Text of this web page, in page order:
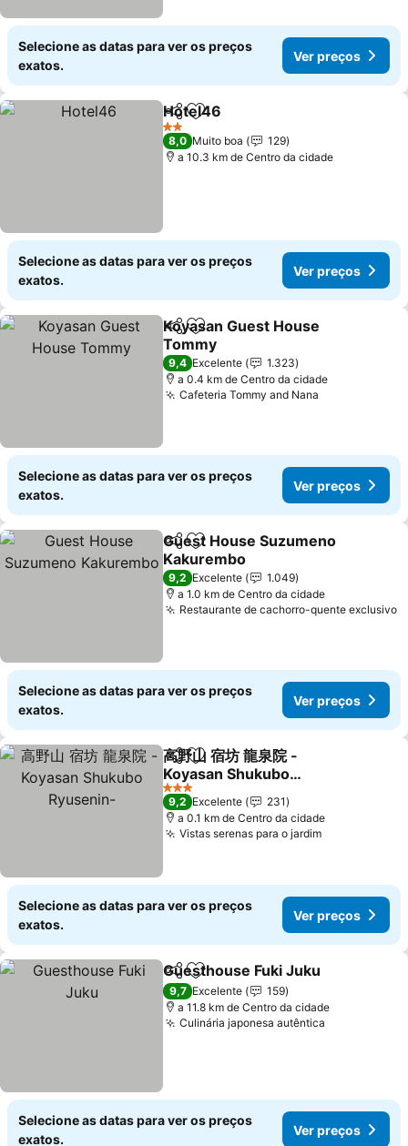
Selecione as datas para ver os preços
exatos.
Ver preços
PartilharAdicionar aos favoritos
Hotel46
2 Estrelas
8,0 Muito boa
129
a 10.3 km de Centro da cidade
Selecione as datas para ver os preços
exatos.
Ver preços
PartilharAdicionar aos favoritos
Koyasan Guest House
Tommy
Ver preços
9,4 Excelente
1.323
a 0.4 km de Centro da cidade
Cafeteria Tommy and Nana
Selecione as datas para ver os preços
exatos.
Ver preços
PartilharAdicionar aos favoritos
Guest House Suzumeno
Kakurembo
Ver preços
9,2 Excelente
1.049
a 1.0 km de Centro da cidade
Restaurante de cachorro-quente exclusivo
Selecione as datas para ver os preços
exatos.
Ver preços
PartilharAdicionar aos favoritos
高野山 宿坊 龍泉院 -
Koyasan Shukubo
Ryusenin-
Ver preços
3 Estrelas
9,2 Excelente
231
a 0.1 km de Centro da cidade
Vistas serenas para o jardimVer preços
Selecione as datas para ver os preços
exatos.
Ver preços
PartilharAdicionar aos favoritos
Guesthouse Fuki Juku
9,7 Excelente
159
a 11.8 km de Centro da cidade
Culinária japonesa autêntica
Selecione as datas para ver os preços
exatos.
Ver preços